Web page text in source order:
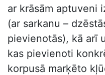
ar krāsām aptuveni
(ar sarkanu –
pievienotās), kā arī
kas pievienoti
korpusā marķēto